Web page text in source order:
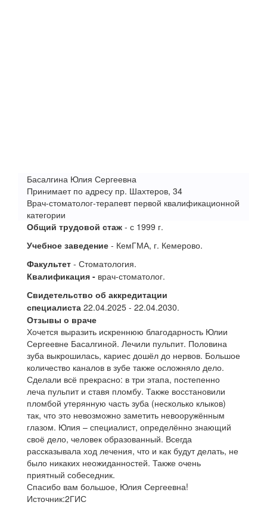
Басалгина Юлия Сергеевна
Принимает по адресу пр. Шахтеров, 34
Врач-стоматолог-терапевт первой квалификационной
категории
Общий трудовой стаж - с 1999 г.
Учебное заведение - КемГМА, г. Кемерово.
Факультет - Стоматология.
Квалификация - врач-стоматолог.
Свидетельство об аккредитации
специалиста 22.04.2025 - 22.04.2030.
Отзывы о враче
Хочется выразить искреннюю благодарность Юлии
Сергеевне Басалгиной. Лечили пульпит. Половина
зуба выкрошилась, кариес дошёл до нервов. Большое
количество каналов в зубе также осложняло дело.
Сделали всё прекрасно: в три этапа, постепенно
леча пульпит и ставя пломбу. Также восстановили
пломбой утерянную часть зуба (несколько клыков)
так, что это невозможно заметить невооружённым
глазом. Юлия – специалист, определённо знающий
своё дело, человек образованный. Всегда
рассказывала ход лечения, что и как будут делать, не
было никаких неожиданностей. Также очень
приятный собеседник.
Спасибо вам большое, Юлия Сергеевна!
Источник:2ГИС